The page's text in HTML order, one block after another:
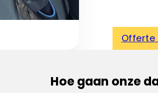
Offerte
Hoe gaan onze